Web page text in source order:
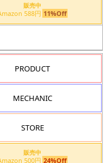
販売中
Amazon 588円 11%Off
PRODUCT
MECHANIC
STORE
販売中
Amazon 500円 24%Off